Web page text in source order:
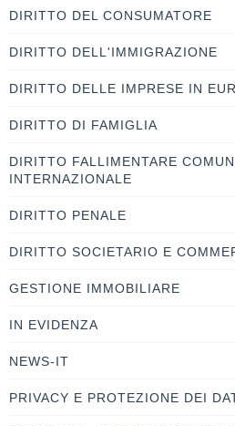
DIRITTO DEL CONSUMATORE
DIRITTO DELL'IMMIGRAZIONE
DIRITTO DELLE IMPRESE IN
DIRITTO DI FAMIGLIA
DIRITTO FALLIMENTARE
INTERNAZIONALE
DIRITTO PENALE
DIRITTO SOCIETARIO E
GESTIONE IMMOBILIARE
IN EVIDENZA
NEWS-IT
PRIVACY E PROTEZIONE DEI